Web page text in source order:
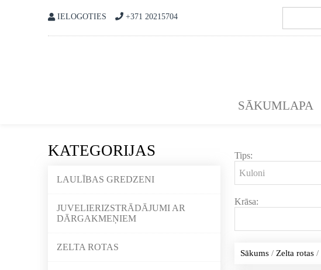
IELOGOTIES +371 20215704
SĀKUMLAPA
KATEGORIJAS
LAULĪBAS GREDZENI
JUVELIERIZSTRĀDĀJUMI AR
DĀRGAKMEŅIEM
ZELTA ROTAS
Tips:
Krāsa:
Sākums/ Zelta rotas/